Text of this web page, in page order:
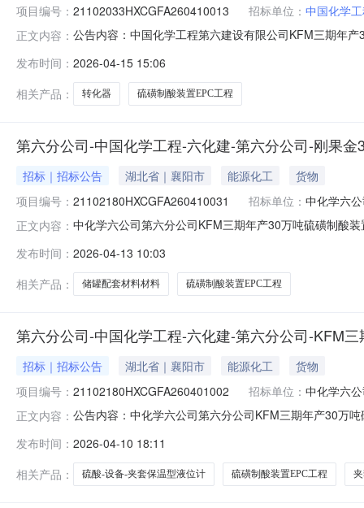
项目编号： 21102033HXCGFA260410013 招标单位： 中国化学
正文内容： 公告内容：中国化学工程第六建设有限公司KFM三期年
吨硫酸项目-设备-转化器采购已具备谈判采购条件（采购
发布时间： 2026-04-15 15:06
相关产品：
转化器 硫磺制酸装置EPC工程
第六分公司-中国化学工程-六化建-第六分公司-刚果
招标｜招标公告 湖北省｜襄阳市 能源化工
货物
项目编号： 21102180HXCGFA260410031 招标单位： 中化学六
正文内容： 中化学六公司第六分公司KFM三期年产30万吨硫磺制酸
万吨硫酸EPC项目-主材-储罐配套材料材料采购方案已
发布时间： 2026-04-13 10:03
相关产品：
储罐配套材料材料 硫磺制酸装置EPC工程
第六分公司-中国化学工程-六化建-第六分公司-KFM
招标｜招标公告 湖北省｜襄阳市 能源化工
货物
项目编号： 21102180HXCGFA260401002 招标单位： 中化学六
正文内容： 公告内容：中化学六公司第六分公司KFM三期年产30万
KFM三期30万吨硫酸-设备-夹套保温型液位计采购方案
发布时间： 2026-04-10 18:11
相关产品：
硫酸-设备-夹套保温型液位计 硫磺制酸装置EPC工程